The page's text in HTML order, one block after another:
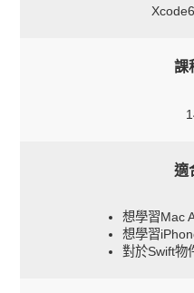
課
適
想學習Mac
想學習
對於Swift物